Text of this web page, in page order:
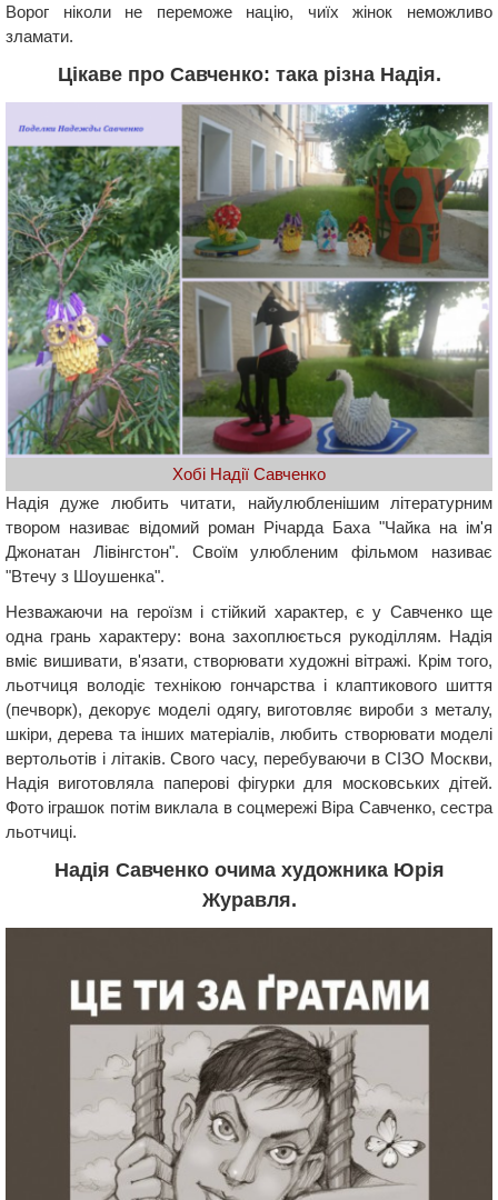
Ворог ніколи не переможе націю, чиїх жінок неможливо
зламати.
Цікаве про Савченко: така різна Надія.
Хобі Надії Савченко
Надія дуже любить читати, найулюбленішим літературним
твором називає відомий роман Річарда Баха "Чайка на ім'я
Джонатан Лівінгстон". Своїм улюбленим фільмом називає
"Втечу з Шоушенка".
Незважаючи на героїзм і стійкий характер, є у Савченко ще
одна грань характеру: вона захоплюється рукоділлям. Надія
вміє вишивати, в'язати, створювати художні вітражі. Крім того,
льотчиця володіє технікою гончарства і клаптикового шиття
(печворк), декорує моделі одягу, виготовляє вироби з металу,
шкіри, дерева та інших матеріалів, любить створювати моделі
вертольотів і літаків. Свого часу, перебуваючи в СІЗО Москви,
Надія виготовляла паперові фігурки для московських дітей.
Фото іграшок потім виклала в соцмережі Віра Савченко, сестра
льотчиці.
Надія Савченко очима художника Юрія
Журавля.